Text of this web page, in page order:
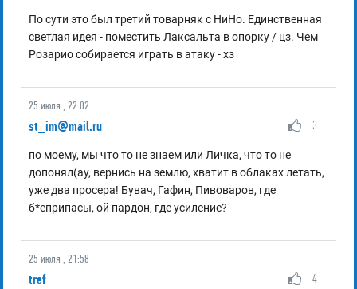
По сути это был третий товарняк с НиНо. Единственная
светлая идея - поместить Лаксальта в опорку / цз. Чем
Розарио собирается играть в атаку - хз
25 июля , 22:02
st_im@mail.ru 3
по моему, мы что то не знаем или Личка, что то не
допонял(ау, вернись на землю, хватит в облаках летать,
уже два просера! Бувач, Гафин, Пивоваров, где
б*еприпасы, ой пардон, где усиление?
25 июля , 21:58
tref 4